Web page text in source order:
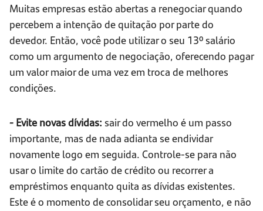
Muitas empresas estão abertas a renegociar quando
percebem a intenção de quitação por parte do
devedor. Então, você pode utilizar o seu 13º salário
como um argumento de negociação, oferecendo pagar
um valor maior de uma vez em troca de melhores
condições.
- Evite novas dívidas: sair do vermelho é um passo
importante, mas de nada adianta se endividar
novamente logo em seguida. Controle-se para não
usar o limite do cartão de crédito ou recorrer a
empréstimos enquanto quita as dívidas existentes.
Este é o momento de consolidar seu orçamento, e não